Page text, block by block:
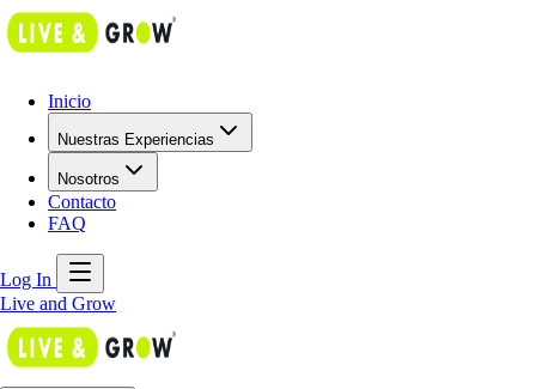
Inicio
Nuestras Experiencias
Nosotros
Contacto
FAQ
Log In
Live and Grow